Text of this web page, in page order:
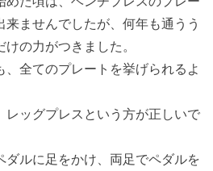
来ませんでしたが、何年も通うう
の力がつきました。
全てのプレートを挙げられるよ
レッグプレスという方が正しいで
ルに足をかけ、両足でペダルを